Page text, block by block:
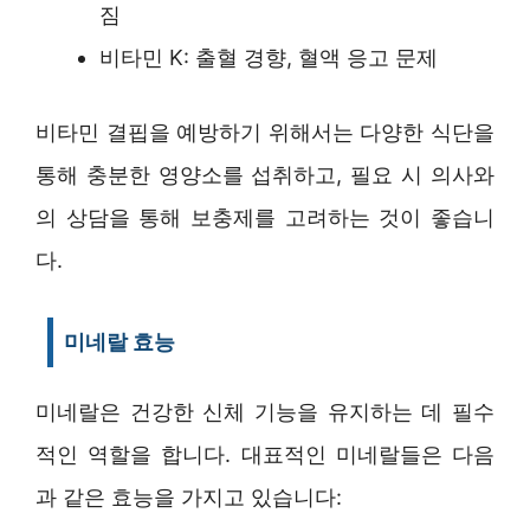
짐
비타민 K: 출혈 경향, 혈액 응고 문제
비타민 결핍을 예방하기 위해서는 다양한 식단을
통해 충분한 영양소를 섭취하고, 필요 시 의사와
의 상담을 통해 보충제를 고려하는 것이 좋습니
다.
미네랄 효능
미네랄은 건강한 신체 기능을 유지하는 데 필수
적인 역할을 합니다. 대표적인 미네랄들은 다음
과 같은 효능을 가지고 있습니다: